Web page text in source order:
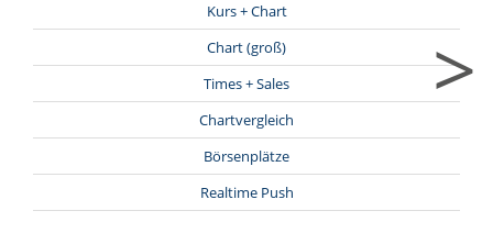
Kurs + Chart
Chart (groß)
Times + Sales
Chartvergleich
Börsenplätze
Realtime Push
>